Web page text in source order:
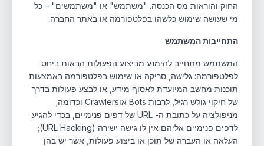
החוק והוראות מס הכנסה. "משתמש" או "משתמשים" – כל
מי שעושה שימוש כלשהו בפלטפורמה או באתר החברה.
התחייבות המשתמש
המשתמש מתחייב להימנע מביצוע הפעולות הבאות ביחס
לפלטפורמה: גלישה, סריקה או שימוש בפלטפורמה באמצעות
תוכנות מחשב המיועדת לאסוף מידע, או לבצע פעולות בדרך
של חיקוי גולש רגיל, לרבות Bots אוCrawlers וכדומה;
מניפולציה על כתובת ה- URL של דפים פנימיים, בכדי להגיע
לדפים פנימיים אליהם אין לו גישה ישירה (URL Hacking);
העלאה או העברה של תוכן או ביצוע פעולות, אשר יש בהן